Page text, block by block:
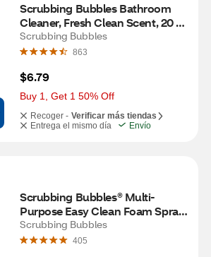
Scrubbing Bubbles Bathroom
Cleaner, Fresh Clean Scent, 20
oz
Scrubbing Bubbles
863
$6.79
Buy 1, Get 1 50% Off
Recoger - Verificar más tiendas
Entrega el mismo día
Envío
Scrubbing Bubbles® Multi-
Purpose Easy Clean Foam Spray,
32 oz
Scrubbing Bubbles
405